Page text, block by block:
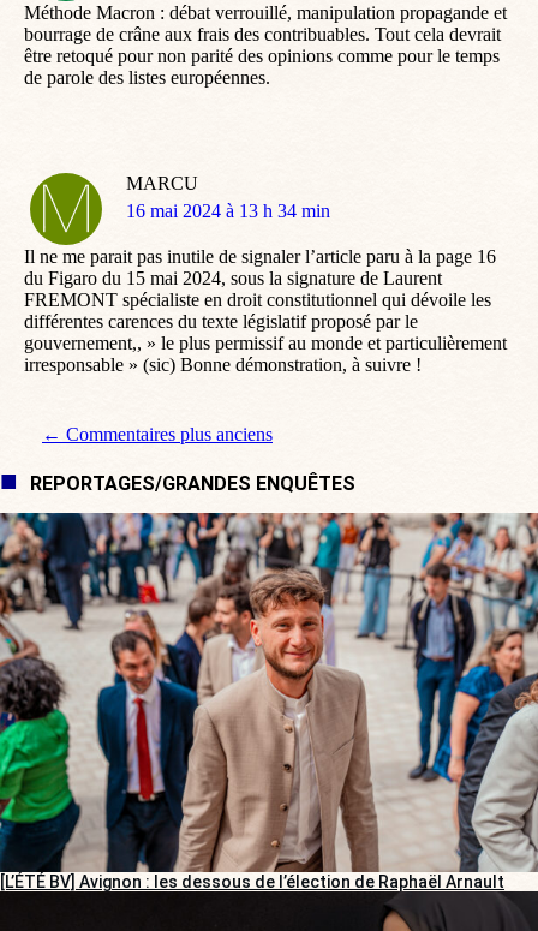
Méthode Macron : débat verrouillé, manipulation propagande et
bourrage de crâne aux frais des contribuables. Tout cela devrait
être retoqué pour non parité des opinions comme pour le temps
de parole des listes européennes.
MARCU
dit
16 mai 2024 à 13 h 34 min
Il ne me parait pas inutile de signaler l’article paru à la page 16
du Figaro du 15 mai 2024, sous la signature de Laurent
FREMONT spécialiste en droit constitutionnel qui dévoile les
différentes carences du texte législatif proposé par le
gouvernement,, » le plus permissif au monde et particulièrement
irresponsable » (sic) Bonne démonstration, à suivre !
Navigation de commentaire
← Commentaires plus anciens
REPORTAGES/GRANDES ENQUÊTES
[L’ÉTÉ BV] Avignon : les dessous de l’élection de Raphaël Arnault